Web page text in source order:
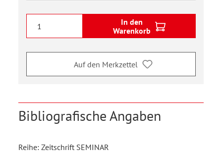
In den
Warenkorb
Auf den Merkzettel
Bibliografische Angaben
Reihe: Zeitschrift SEMINAR